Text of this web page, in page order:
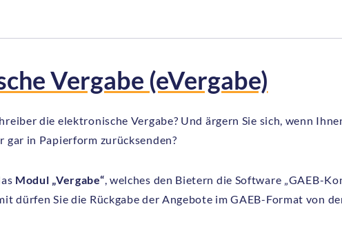
Vergabe (eVergabe)
die elektronische Vergabe? Und ärgern Sie sich, wenn
gar in Papierform zurücksenden?
Modul „Vergabe“ , welches den Bietern die Software „GAEB-
dürfen Sie die Rückgabe der Angebote im GAEB-Format von